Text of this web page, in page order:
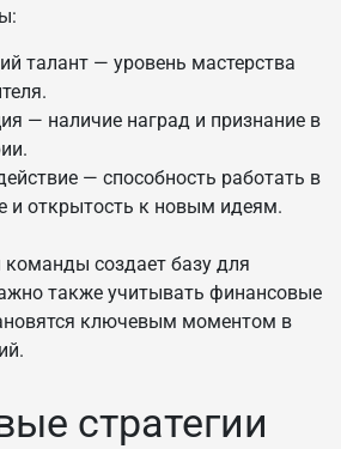
талант — уровень мастерства
— наличие наград и признание в
— способность работать в
и открытость к новым идеям.
создает базу для
также учитывать финансовые
ключевым моментом в
стратегии